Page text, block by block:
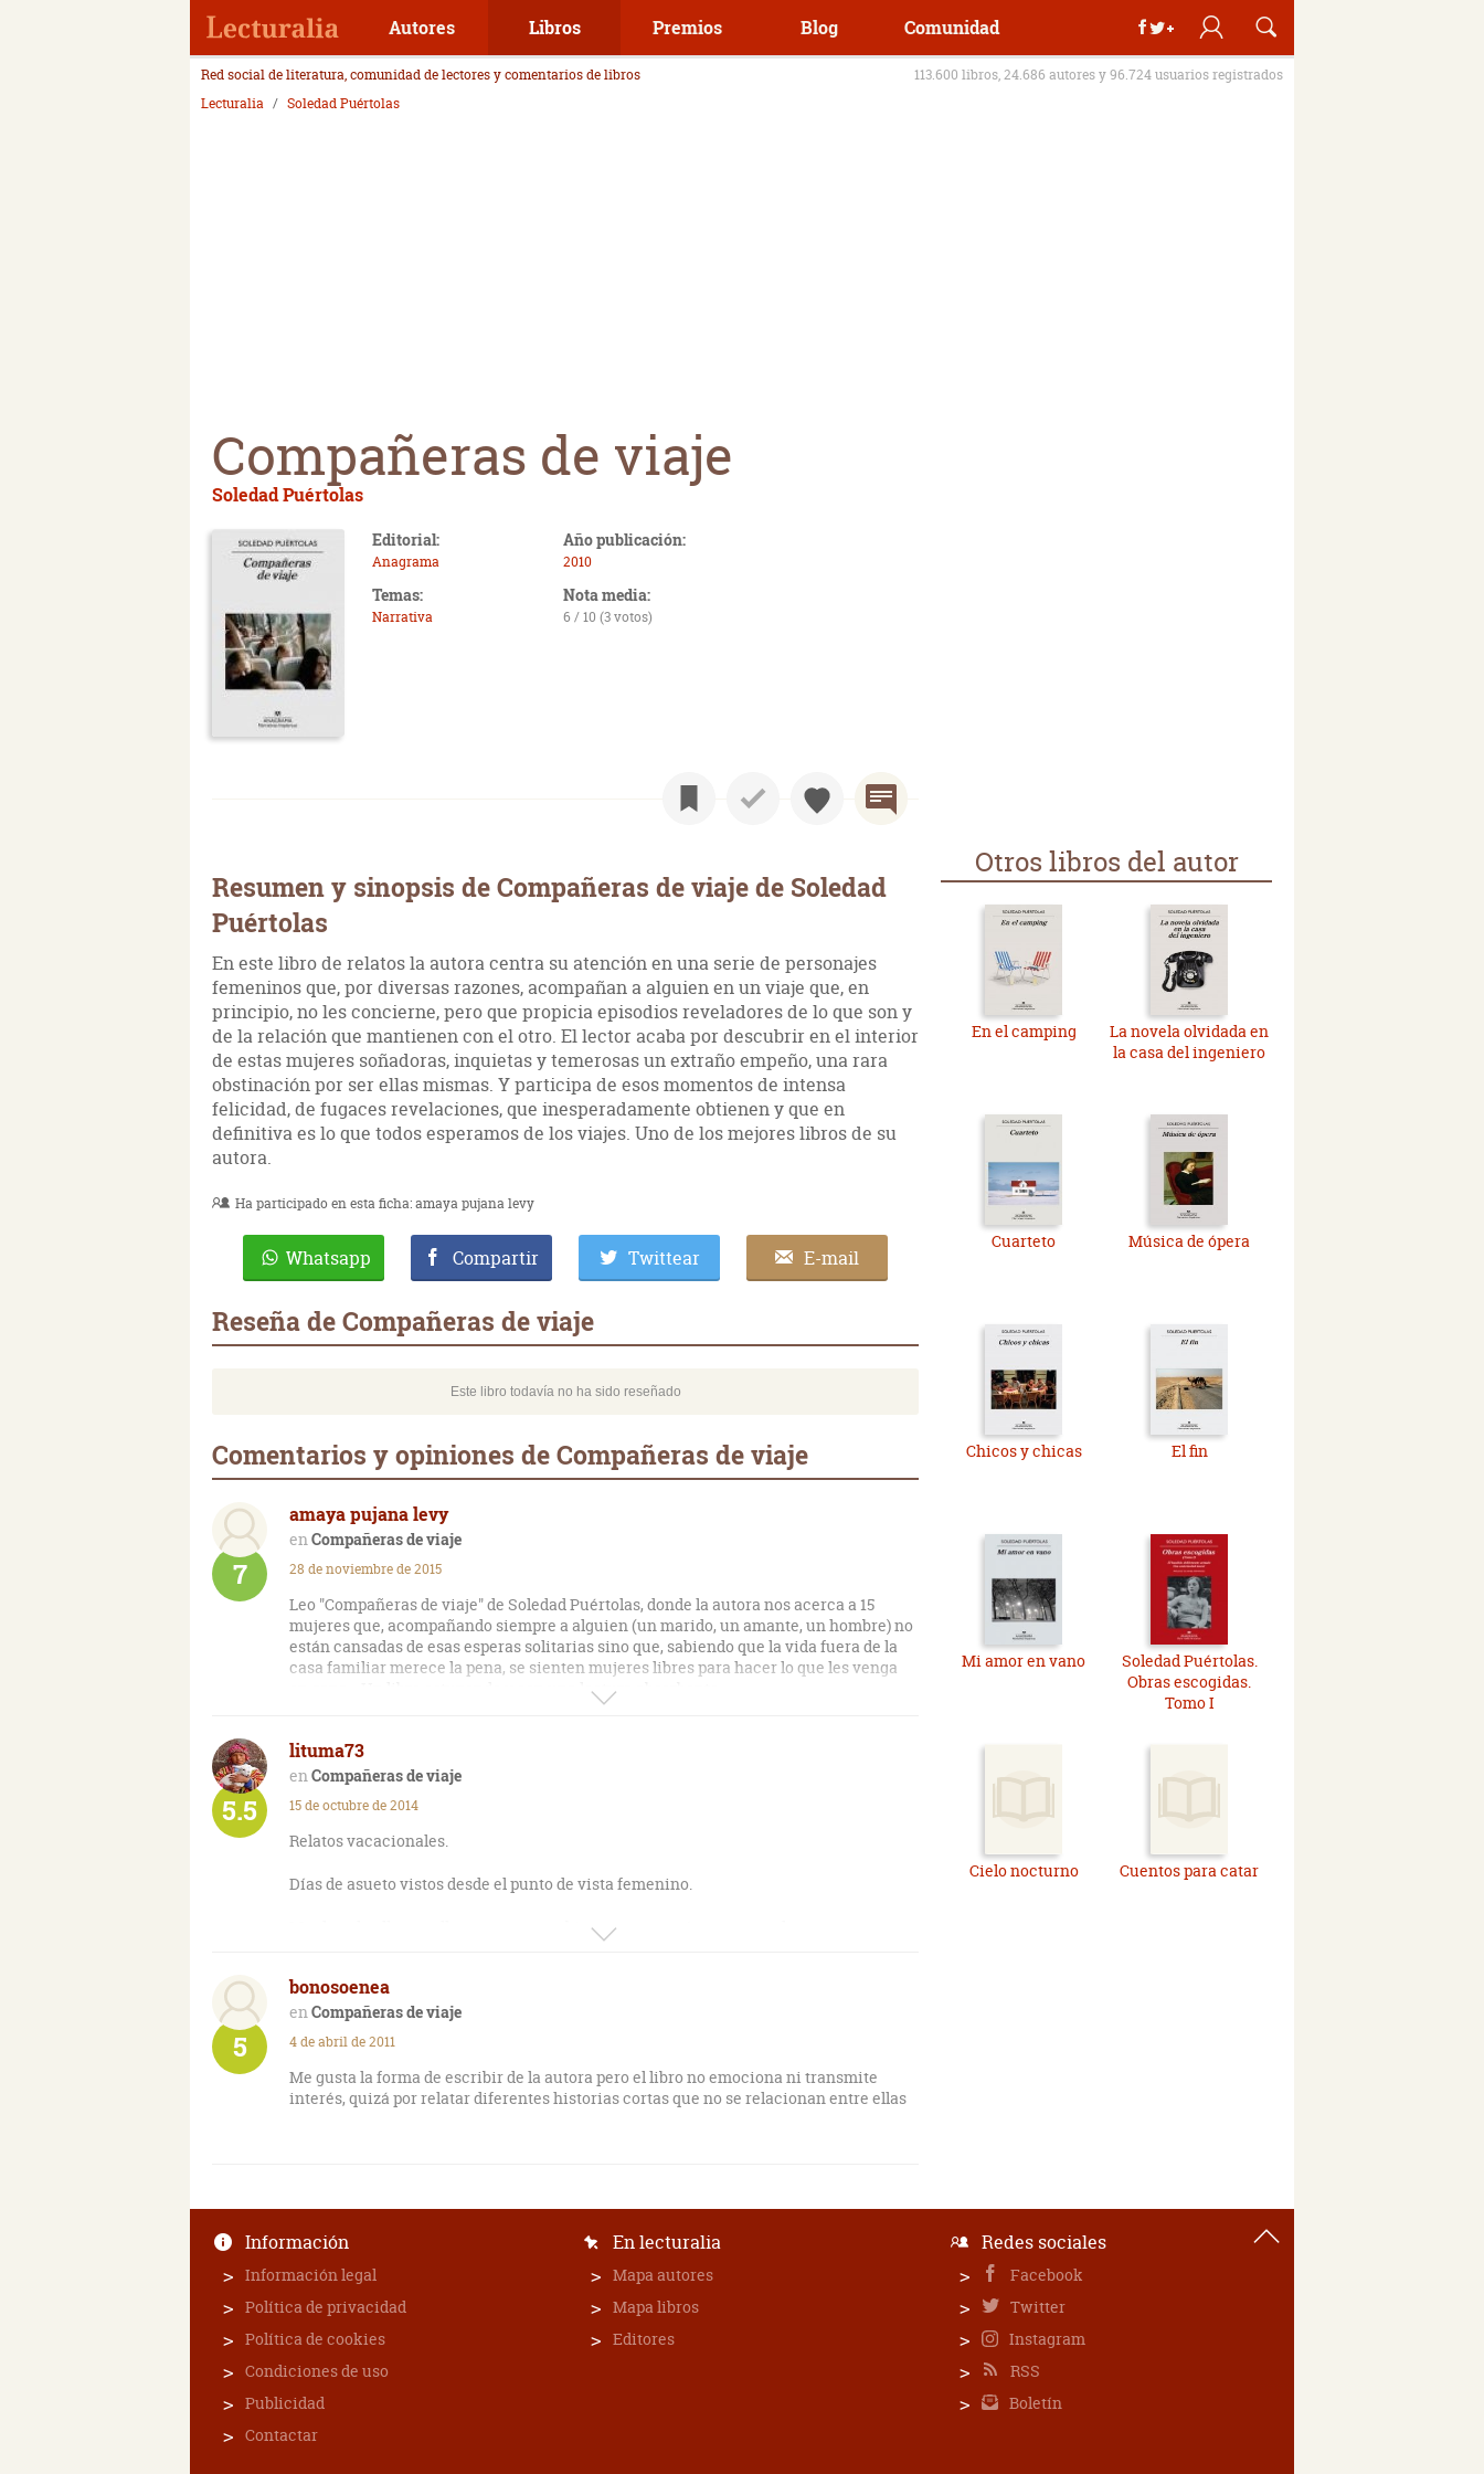
Autores Libros Premios Blog Comunidad
Red social de literatura, comunidad de lectores y comentarios de libros
113.600 libros, 24.686 autores y 96.724 usuarios registrados
Lecturalia
Soledad Puértolas
Compañeras de viaje
Soledad Puértolas
Editorial:
Anagrama
Año publicación:
2010
Temas:
Narrativa
Nota media:
6 / 10 (3 votos)
Resumen y sinopsis de Compañeras de viaje de Soledad
Puértolas
En este libro de relatos la autora centra su atención en una serie de personajes
femeninos que, por diversas razones, acompañan a alguien en un viaje que, en
principio, no les concierne, pero que propicia episodios reveladores de lo que son y
de la relación que mantienen con el otro. El lector acaba por descubrir en el interior
de estas mujeres soñadoras, inquietas y temerosas un extraño empeño, una rara
obstinación por ser ellas mismas. Y participa de esos momentos de intensa
felicidad, de fugaces revelaciones, que inesperadamente obtienen y que en
definitiva es lo que todos esperamos de los viajes. Uno de los mejores libros de su
autora.
Ha participado en esta ficha:amaya pujana levy
Whatsapp Compartir Twittear E-mail
Reseña de Compañeras de viaje
Este libro todavía no ha sido reseñado
Comentarios y opiniones de Compañeras de viaje
amaya pujana levy
Compañeras de viaje
7 28 de noviembre de 2015
Leo "Compañeras de viaje" de Soledad Puértolas, donde la autora nos acerca a 15
mujeres que, acompañando siempre a alguien (un marido, un amante, un hombre) no
están cansadas de esas esperas solitarias sino que, sabiendo que la vida fuera de la
casa familiar merece la pena, se sienten mujeres libres para hacer lo que les venga
en gana... Un libro estupendo y con una lectura absorbente.
lituma73
Compañeras de viaje
5.5 15 de octubre de 2014
Relatos vacacionales.
Días de asueto vistos desde el punto de vista femenino.
Muchos de ellos nos llevan a otros ambientes, otros países, otras culturas...
aletargante.
bonosoenea
Compañeras de viaje
5 4 de abril de 2011
Me gusta la forma de escribir de la autora pero el libro no emociona ni transmite
interés, quizá por relatar diferentes historias cortas que no se relacionan entre ellas
Otros libros del autor
En el camping
La novela olvidada en
la casa del ingeniero
Cuarteto Música de ópera
Chicos y chicas El fin
Mi amor en vano
Soledad Puértolas.
Obras escogidas.
Tomo I
Cielo nocturno Cuentos para catar
Información
Información legal
Política de privacidad
Política de cookies
Condiciones de uso
Publicidad
Contactar
En lecturalia
Mapa autores
Mapa libros
Editores
Redes sociales
Facebook
Twitter
Instagram
RSS
Boletín